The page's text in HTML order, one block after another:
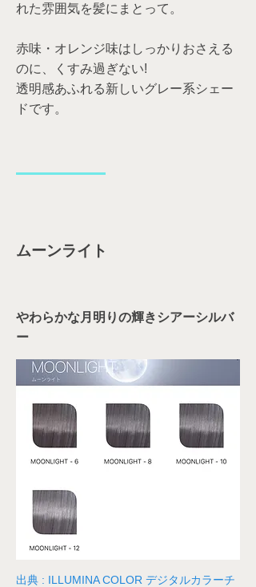
れた雰囲気を髪にまとって。
赤味・オレンジ味はしっかりおさえる
のに、くすみ過ぎない!
透明感あふれる新しいグレー系シェー
ドです。
ムーンライト
やわらかな月明りの輝きシアーシルバ
ー
出典 : ILLUMINA COLOR デジタルカラーチ